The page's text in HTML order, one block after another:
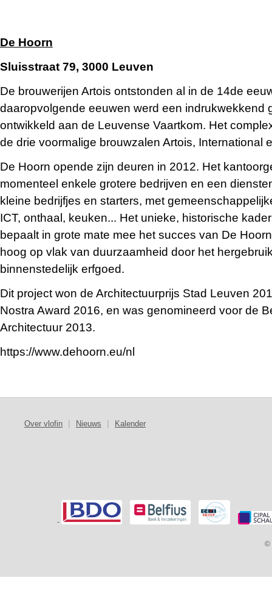
De Hoorn
Sluisstraat 79, 3000 Leuven
De brouwerijen Artois ontstonden al in de 14de
daaropvolgende eeuwen werd een indrukwekkend
ontwikkeld aan de Leuvense Vaartkom. Het
de drie voormalige brouwzalen Artois, International
De Hoorn opende zijn deuren in 2012. Het
momenteel enkele grotere bedrijven en een
kleine bedrijfjes en starters, met
ICT, onthaal, keuken... Het unieke, historische
bepaalt in grote mate mee het succes van De
hoog op vlak van duurzaamheid door het
binnenstedelijk erfgoed.
Dit project won de Architectuurprijs Stad Leuven
Nostra Award 2016, en was genomineerd voor de
Architectuur 2013.
https://www.dehoorn.eu/nl
Over vlofin Nieuws Kalender
-
©